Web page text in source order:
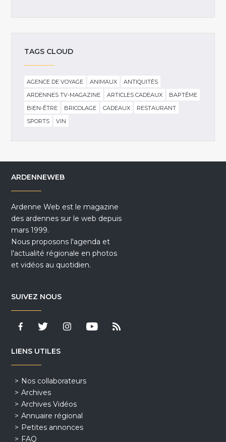
TAGS CLOUD
AGENCE DE VOYAGE ANIMAUX
ANTIQUITÉS
ARDENNES TV-MAGAZINE
ARTICLES CADEAUX
BAPTÊME
BIEN-ÊTRE
BRICOLAGE CADEAUX
RESTAURANT
SPORTS
VIN
ARDENNEWEB
Ardenne Web est le magazine
des ardennes sur le web depuis
mars 1999.
Nous proposons l'agenda et
l'actualité régionale en photos
et vidéos au quotidien.
SUIVEZ NOUS
LIENS UTILES
Nos collaborateurs
Archives
Archives Vidéos
Annuaire régional
Petites annonces
FAQ